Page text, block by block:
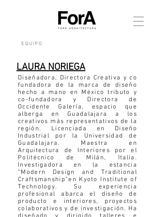
E Q U I P O
LAURA NORIEGA
Diseñadora, Directora Creativa y co
fundadora de la marca de diseño
hecho a mano en México tributo y
co-fundadora y Directora de
Occidente Galería, espacio que
alberga en Guadalajara a los
creativos más representativos de la
región. Licenciada en Diseño
Industrial por la Universidad de
Guadalajara. Maestra en
Arquitectura de Interiores por el
Politécnico de Milán, Italia.
Investigadora en la estancia
“Modern Design and Traditional
Craftsmanship”en Kyoto Institute of
Technology. Su experiencia
profesional abarca el diseño de
producto e interiores, proyectos
colaborativos y de investigación. Ha